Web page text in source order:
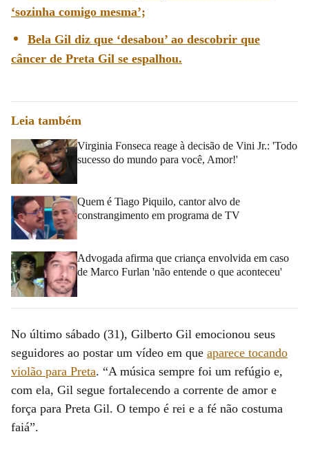
‘sozinha comigo mesma’;
Bela Gil diz que ‘desabou’ ao descobrir que
câncer de Preta Gil se espalhou.
Leia também
Virginia Fonseca reage à decisão de Vini Jr.: 'Todo
sucesso do mundo para você, Amor!'
Quem é Tiago Piquilo, cantor alvo de
constrangimento em programa de TV
Advogada afirma que criança envolvida em caso
de Marco Furlan 'não entende o que aconteceu'
No último sábado (31), Gilberto Gil emocionou seus
seguidores ao postar um vídeo em que aparece tocando
violão para Preta. “A música sempre foi um refúgio e,
com ela, Gil segue fortalecendo a corrente de amor e
força para Preta Gil. O tempo é rei e a fé não costuma
faiá”.